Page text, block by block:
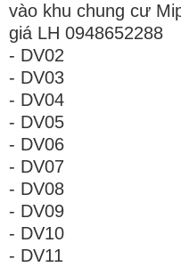
vào khu chung cư
giá LH 0948652288
- DV02
- DV03
- DV04
- DV05
- DV06
- DV07
- DV08
- DV09
- DV10
- DV11